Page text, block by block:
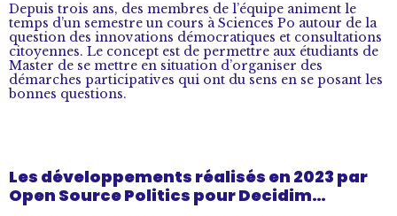
Depuis trois ans, des membres de l’équipe animent le
temps d’un semestre un cours à Sciences Po autour de la
question des innovations démocratiques et consultations
citoyennes. Le concept est de permettre aux étudiants de
Master de se mettre en situation d’organiser des
démarches participatives qui ont du sens en se posant les
bonnes questions.
Les développements réalisés en 2023 par
Open Source Politics pour Decidim…